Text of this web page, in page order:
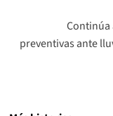
Continúa
preventivas ante